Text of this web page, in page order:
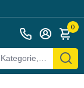
0